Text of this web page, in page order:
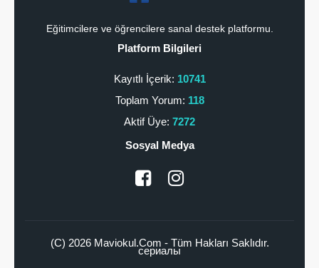
Eğitimcilere ve öğrencilere sanal destek platformu.
Platform Bilgileri
Kayıtlı İçerik: 10741
Toplam Yorum: 118
Aktif Üye: 7272
Sosyal Medya
(C) 2026 Maviokul.Com - Tüm Hakları Saklıdır.
сериалы